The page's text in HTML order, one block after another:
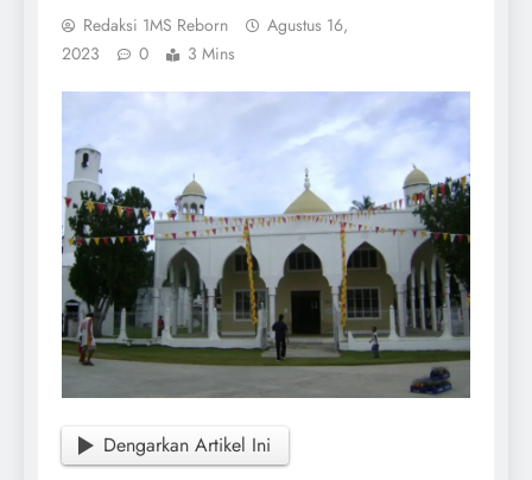
Redaksi 1MS Reborn
Agustus 16,
2023
0 3 Mins
Dengarkan Artikel Ini